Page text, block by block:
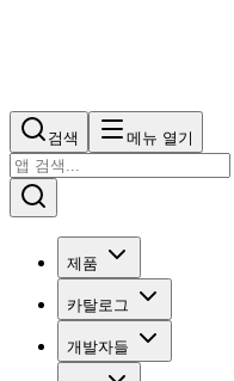
검색 메뉴 열기
제품
카탈로그
개발자들